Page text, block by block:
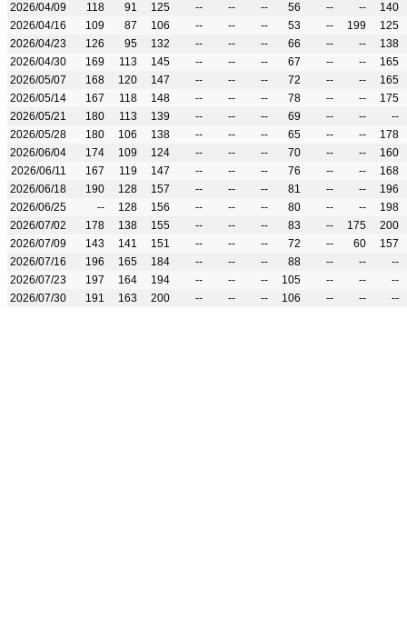
2026/04/09
118 91 125 -- -- -- 56 -- --
140
2026/04/16
109 87 106 -- -- -- 53 -- 199
125
2026/04/23
126 95 132 -- -- -- 66 -- --
138
2026/04/30
169 113 145 -- -- -- 67 -- --
165
2026/05/07
168 120 147 -- -- -- 72 -- --
165
2026/05/14
167 118 148 -- -- -- 78 -- --
175
2026/05/21
180 113 139 -- -- -- 69 -- --
--
2026/05/28
180 106 138 -- -- -- 65 -- --
178
2026/06/04
174 109 124 -- -- -- 70 -- --
160
2026/06/11
167 119 147 -- -- -- 76 -- --
168
2026/06/18
190 128 157 -- -- -- 81 -- --
196
2026/06/25
-- 128 156 -- -- -- 80 -- --
198
2026/07/02
178 138 155 -- -- -- 83 -- 175
200
2026/07/09
143 141 151 -- -- -- 72 -- 60
157
2026/07/16
196 165 184 -- -- -- 88 -- --
--
2026/07/23
197 164 194 -- -- -- 105 -- --
--
2026/07/30
191 163 200 -- -- -- 106 -- -- --